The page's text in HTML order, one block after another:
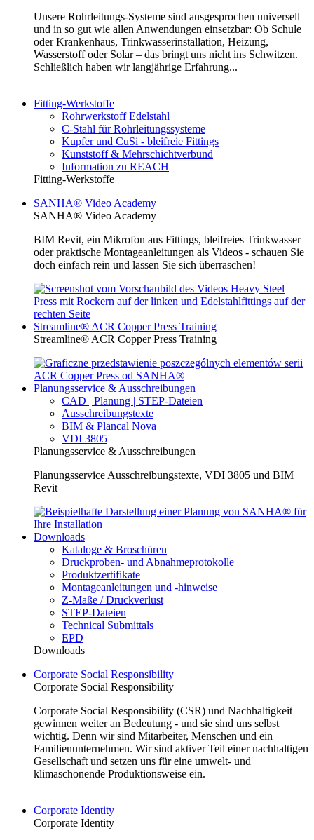
Unsere Rohrleitungs-Systeme sind ausgesprochen universell
und in so gut wie allen Anwendungen einsetzbar: Ob Schule
oder Krankenhaus, Trinkwasserinstallation, Heizung,
Wasserstoff oder Solar – das bringt uns nicht ins Schwitzen.
Schließlich haben wir langjährige Erfahrung...
Fitting-Werkstoffe
Rohrwerkstoff Edelstahl
C-Stahl für Rohrleitungssysteme
Kupfer und CuSi - bleifreie Fittings
Kunststoff & Mehrschichtverbund
Information zu REACH
Fitting-Werkstoffe
SANHA® Video Academy
SANHA® Video Academy
BIM Revit, ein Mikrofon aus Fittings, bleifreies Trinkwasser
oder praktische Montageanleitungen als Videos - schauen Sie
doch einfach rein und lassen Sie sich überraschen!
Streamline® ACR Copper Press Training
Streamline® ACR Copper Press Training
Planungsservice & Ausschreibungen
CAD | Planung | STEP-Dateien
Ausschreibungstexte
BIM & Plancal Nova
VDI 3805
Planungsservice & Ausschreibungen
Planungsservice Ausschreibungstexte, VDI 3805 und BIM
Revit
Downloads
Kataloge & Broschüren
Druckproben- und Abnahmeprotokolle
Produktzertifikate
Montageanleitungen und -hinweise
Z-Maße / Druckverlust
STEP-Dateien
Technical Submittals
EPD
Downloads
Corporate Social Responsibility
Corporate Social Responsibility
Corporate Social Responsibility (CSR) und Nachhaltigkeit
gewinnen weiter an Bedeutung - und sie sind uns selbst
wichtig. Denn wir sind Mitarbeiter, Menschen und ein
Familienunternehmen. Wir sind aktiver Teil einer nachhaltigen
Gesellschaft und setzen uns für eine umwelt- und
klimaschonende Produktionsweise ein.
Corporate Identity
Corporate Identity